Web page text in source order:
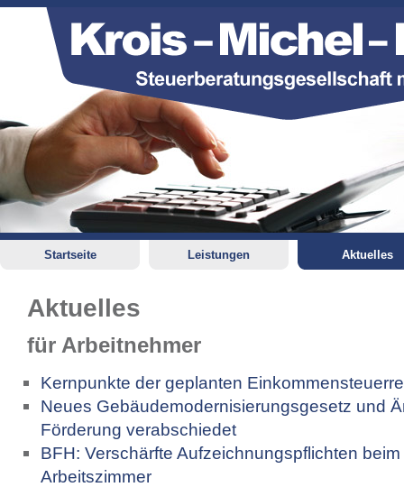
Startseite Leistungen Aktuelles
Aktuelles
für Arbeitnehmer
Kernpunkte der geplanten
Neues Gebäude­moderni­sierungs­gesetz und
Förderung verabschiedet
BFH: Verschärfte Aufzeichnungspflichten
Arbeitszimmer